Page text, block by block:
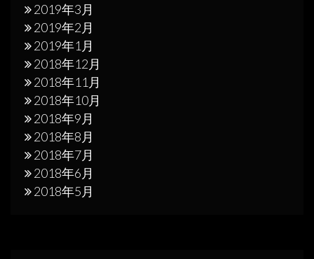
2019年3月
2019年2月
2019年1月
2018年12月
2018年11月
2018年10月
2018年9月
2018年8月
2018年7月
2018年6月
2018年5月